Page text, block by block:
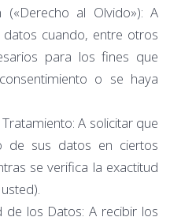
al Olvido»): A
cuando, entre otros
para los fines que
o se haya
A solicitar que
de sus datos en ciertos
se verifica la exactitud
los Datos: A recibir los